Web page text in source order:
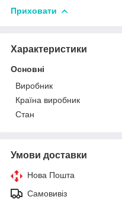
Приховати
Характеристики
Основні
Виробник
Країна виробник
Стан
Умови доставки
Нова Пошта
Самовивіз